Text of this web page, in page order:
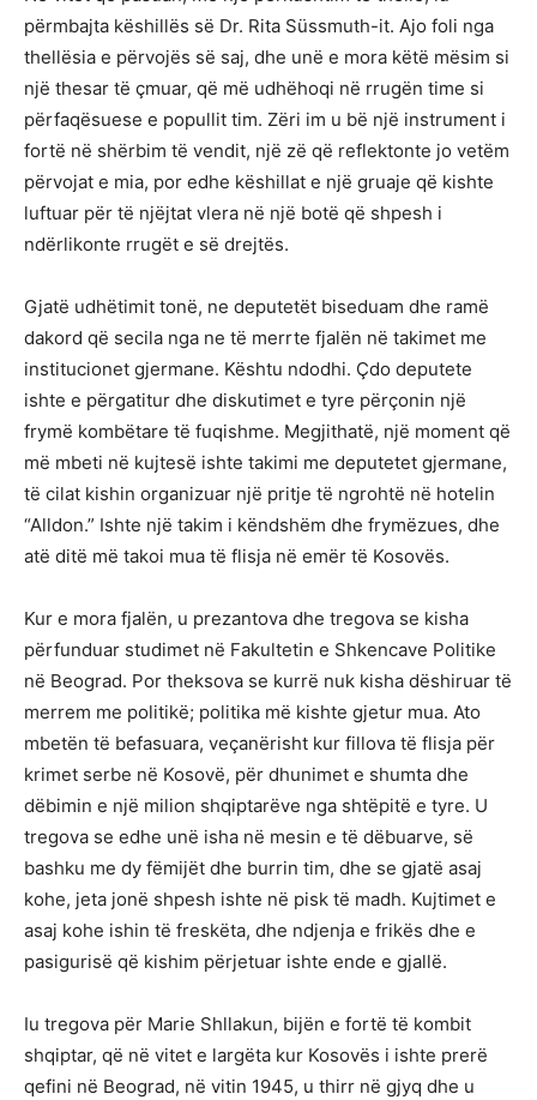
përmbajta këshillës së Dr. Rita Süssmuth-it. Ajo foli nga
thellësia e përvojës së saj, dhe unë e mora këtë mësim si
një thesar të çmuar, që më udhëhoqi në rrugën time si
përfaqësuese e popullit tim. Zëri im u bë një instrument i
fortë në shërbim të vendit, një zë që reflektonte jo vetëm
përvojat e mia, por edhe këshillat e një gruaje që kishte
luftuar për të njëjtat vlera në një botë që shpesh i
ndërlikonte rrugët e së drejtës.
Gjatë udhëtimit tonë, ne deputetët biseduam dhe ramë
dakord që secila nga ne të merrte fjalën në takimet me
institucionet gjermane. Kështu ndodhi. Çdo deputete
ishte e përgatitur dhe diskutimet e tyre përçonin një
frymë kombëtare të fuqishme. Megjithatë, një moment që
më mbeti në kujtesë ishte takimi me deputetet gjermane,
të cilat kishin organizuar një pritje të ngrohtë në hotelin
“Alldon.” Ishte një takim i këndshëm dhe frymëzues, dhe
atë ditë më takoi mua të flisja në emër të Kosovës.
Kur e mora fjalën, u prezantova dhe tregova se kisha
përfunduar studimet në Fakultetin e Shkencave Politike
në Beograd. Por theksova se kurrë nuk kisha dëshiruar të
merrem me politikë; politika më kishte gjetur mua. Ato
mbetën të befasuara, veçanërisht kur fillova të flisja për
krimet serbe në Kosovë, për dhunimet e shumta dhe
dëbimin e një milion shqiptarëve nga shtëpitë e tyre. U
tregova se edhe unë isha në mesin e të dëbuarve, së
bashku me dy fëmijët dhe burrin tim, dhe se gjatë asaj
kohe, jeta jonë shpesh ishte në pisk të madh. Kujtimet e
asaj kohe ishin të freskëta, dhe ndjenja e frikës dhe e
pasigurisë që kishim përjetuar ishte ende e gjallë.
Iu tregova për Marie Shllakun, bijën e fortë të kombit
shqiptar, që në vitet e largëta kur Kosovës i ishte prerë
qefini në Beograd, në vitin 1945, u thirr në gjyq dhe u